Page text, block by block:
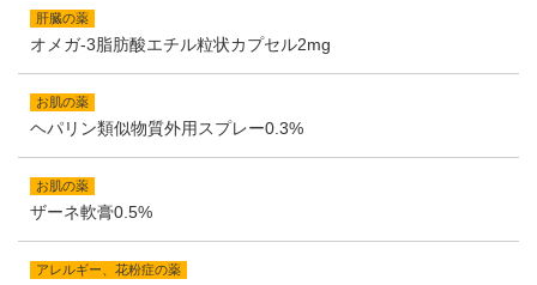
肝臓の薬
オメガ-3脂肪酸エチル粒状カプセル2mg
お肌の薬
ヘパリン類似物質外用スプレー0.3%
お肌の薬
ザーネ軟膏0.5%
アレルギー、花粉症の薬